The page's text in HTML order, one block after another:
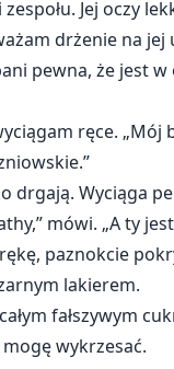
Jej oczy
drżenie na jej
pewna, że jest
ręce. „Mój
drgają. Wyciąga
mówi. „A ty
paznokcie
lakierem.
fałszywym
wykrzesać.